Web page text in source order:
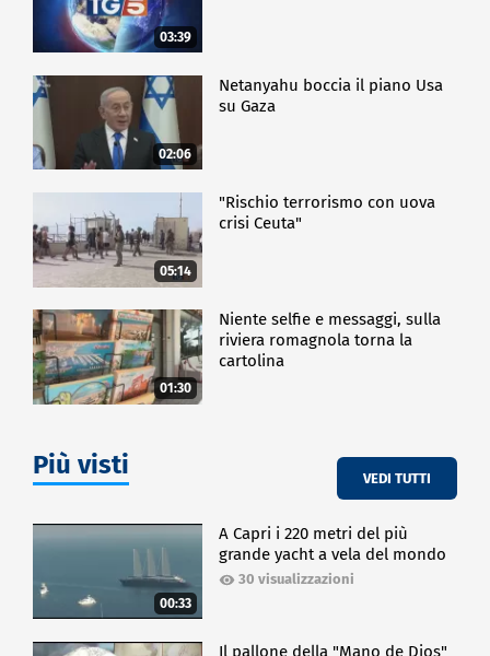
03:39
02:06
Netanyahu boccia il piano Usa
su Gaza
05:14
"Rischio terrorismo con uova
crisi Ceuta"
01:30
Niente selfie e messaggi, sulla
riviera romagnola torna la
cartolina
Più visti VEDI TUTTI
00:33
A Capri i 220 metri del più
grande yacht a vela del mondo
30 visualizzazioni
Il pallone della "Mano de Dios"